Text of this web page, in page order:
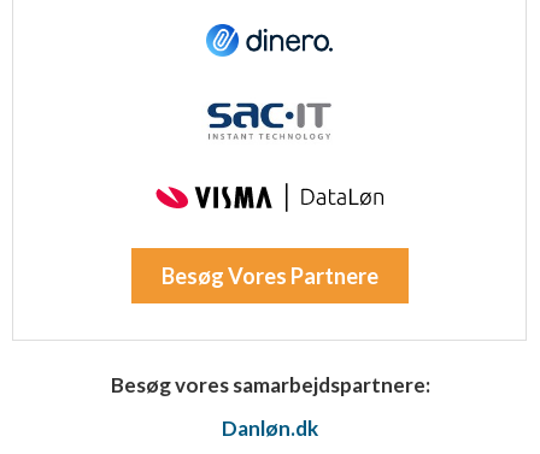
Besøg Vores Partnere
Besøg vores samarbejdspartnere:
Danløn.dk